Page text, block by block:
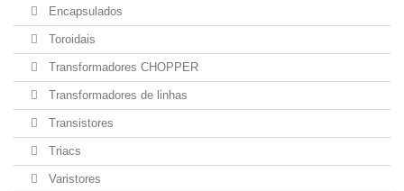
Encapsulados
Toroidais
Transformadores CHOPPER
Transformadores de linhas
Transistores
Triacs
Varistores